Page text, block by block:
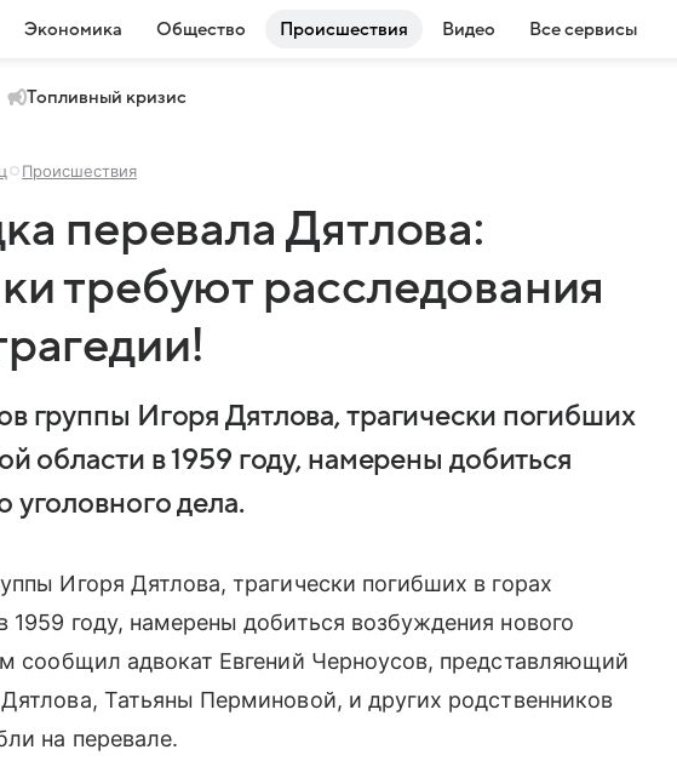
Экономика Общество Происшествия Видео Все сервисы
Топливный кризис
Происшествия
перевала Дятлова:
требуют расследования
группы Игоря Дятлова, трагически погибших
области в 1959 году, намерены добиться
уголовного дела.
Игоря Дятлова, трагически погибших в горах
1959 году, намерены добиться возбуждения нового
сообщил адвокат Евгений Черноусов, представляющий
Татьяны Перминовой, и других родственников
на перевале.